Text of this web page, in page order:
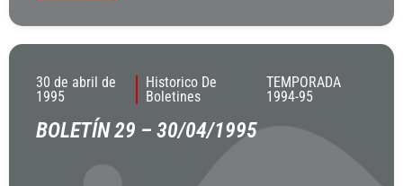
30 de abril de
1995
Historico De
Boletines
TEMPORADA
1994-95
BOLETÍN 29 – 30/04/1995